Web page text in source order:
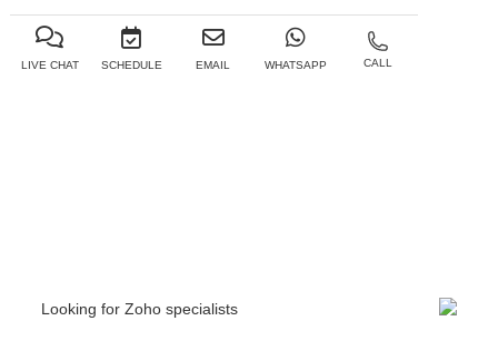
CALL
WHATSAPP
EMAIL
SCHEDULE
LIVE CHAT